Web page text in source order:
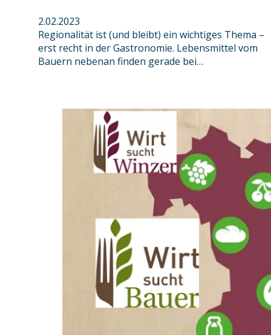
2.02.2023
Regionalität ist (und bleibt) ein wichtiges Thema –
erst recht in der Gastronomie. Lebensmittel vom
Bauern nebenan finden gerade bei…